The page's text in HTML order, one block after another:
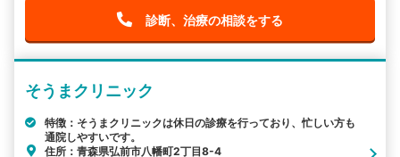
診断、治療の相談をする
そうまクリニック
特徴：そうまクリニックは休日の診療を行っており、忙しい方も
通院しやすいです。
住所：青森県弘前市八幡町2丁目8-4